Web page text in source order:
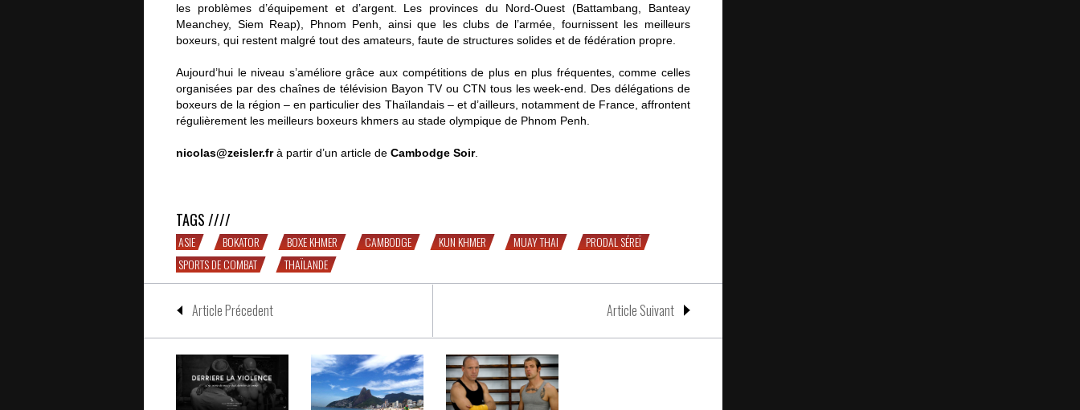
les problèmes d’équipement et d’argent. Les provinces du Nord-Ouest (Battambang, Banteay
Meanchey, Siem Reap), Phnom Penh, ainsi que les clubs de l’armée, fournissent les meilleurs
boxeurs, qui restent malgré tout des amateurs, faute de structures solides et de fédération propre.
Aujourd’hui le niveau s’améliore grâce aux compétitions de plus en plus fréquentes, comme celles
organisées par des chaînes de télévision Bayon TV ou CTN tous les week-end. Des délégations de
boxeurs de la région – en particulier des Thaïlandais – et d’ailleurs, notamment de France, affrontent
régulièrement les meilleurs boxeurs khmers au stade olympique de Phnom Penh.
nicolas@zeisler.frà partir d’un article de Cambodge Soir.
TAGS ////
ASIE BOKATOR BOXE KHMER CAMBODGE KUN KHMER MUAY THAI
PRODAL SÉREÏ
SPORTS DE COMBAT
THAÏLANDE
Article Précedent Article Suivant